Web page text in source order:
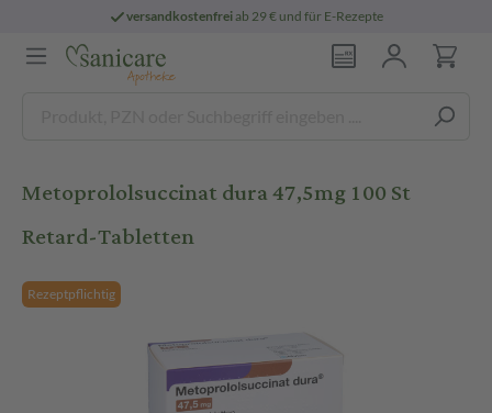
versandkostenfreiab 29 € und für E-Rezepte
Metoprololsuccinat dura 47,5mg 100 St
Retard-Tabletten
Rezeptpflichtig